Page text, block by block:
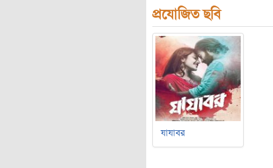
প্রযোজিত ছবি
যাযাবর